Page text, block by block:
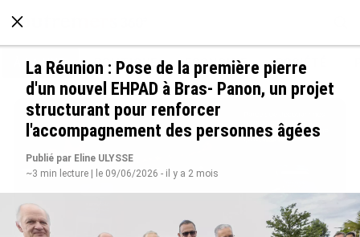
À LA UNE POLITIQUE ECONOMIE SOCIÉTÉ
La Réunion : Pose de la première pierre
d'un nouvel EHPAD à Bras- Panon, un projet
structurant pour renforcer
l'accompagnement des personnes âgées
Publié par Eline ULYSSE
~3 min lecture | le 09/06/2026 - il y a 2 mois